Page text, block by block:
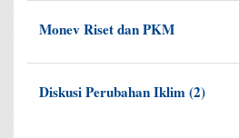
Monev Riset dan PKM
Diskusi Perubahan Iklim (2)